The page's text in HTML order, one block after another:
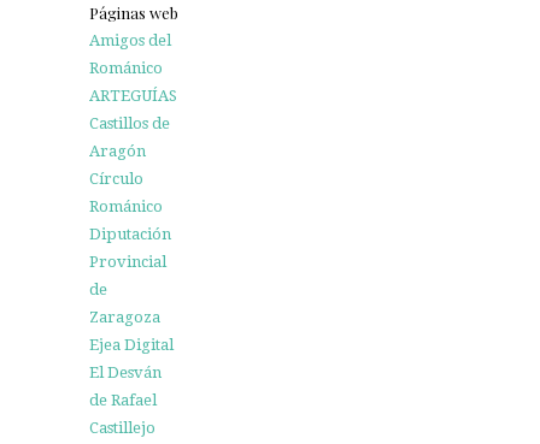
Páginas web
Amigos del
Románico
ARTEGUÍAS
Castillos de
Aragón
Círculo
Románico
Diputación
Provincial
de
Zaragoza
Ejea Digital
El Desván
de Rafael
Castillejo